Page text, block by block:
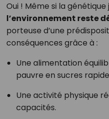
Oui ! Même si la génétique
l’environnement reste
porteuse d’une
conséquences grâce à :
Une alimentation
pauvre en sucres
Une activité physique
capacités.